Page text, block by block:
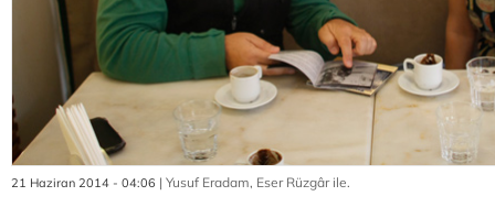
21 Haziran 2014 - 04:06 | Yusuf Eradam, Eser Rüzgâr ile.